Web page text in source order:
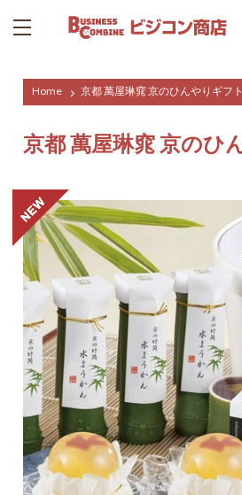
Home 京都 萬屋琳窕 京のひんやりギフト
京都 萬屋琳窕 京のひ